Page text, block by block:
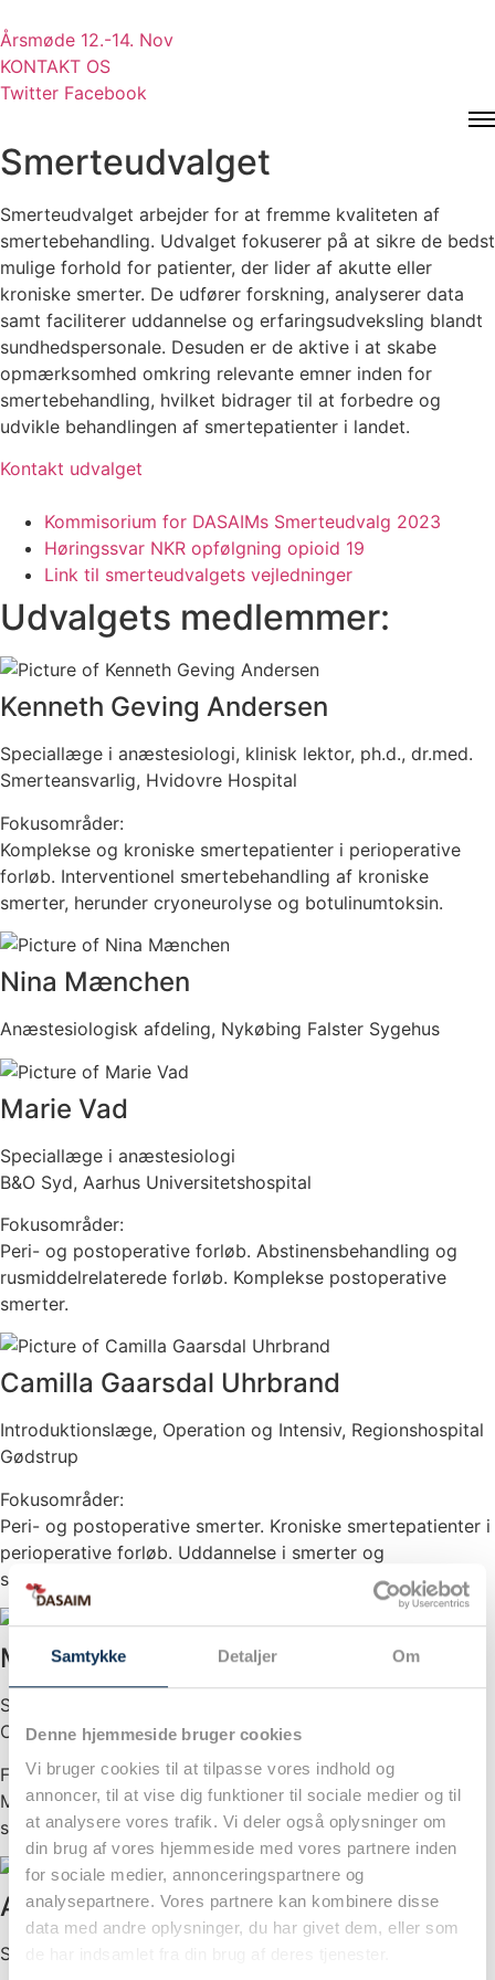
Samtykke Detaljer Om
Denne hjemmeside bruger cookies
Vi bruger cookies til at tilpasse vores indhold og
annoncer, til at vise dig funktioner til sociale medier og til
at analysere vores trafik. Vi deler også oplysninger om
din brug af vores hjemmeside med vores partnere inden
for sociale medier, annonceringspartnere og
analysepartnere. Vores partnere kan kombinere disse
data med andre oplysninger, du har givet dem, eller som
til
indhold
Årsmøde 12.-14. Nov
KONTAKT OS
Twitter Facebook
Smerteudvalget
Smerteudvalget arbejder for at fremme kvaliteten af
smertebehandling. Udvalget fokuserer på at sikre de bedst
mulige forhold for patienter, der lider af akutte eller
kroniske smerter. De udfører forskning, analyserer data
samt faciliterer uddannelse og erfaringsudveksling blandt
sundhedspersonale. Desuden er de aktive i at skabe
opmærksomhed omkring relevante emner inden for
smertebehandling, hvilket bidrager til at forbedre og
udvikle behandlingen af smertepatienter i landet.
Kontakt udvalget
Kommisorium for DASAIMs Smerteudvalg 2023
Høringssvar NKR opfølgning opioid 19
Link til smerteudvalgets vejledninger
Udvalgets medlemmer:
Kenneth Geving Andersen
Speciallæge i anæstesiologi, klinisk lektor, ph.d., dr.med.
Smerteansvarlig, Hvidovre Hospital
Fokusområder:
Komplekse og kroniske smertepatienter i perioperative
forløb. Interventionel smertebehandling af kroniske
smerter, herunder cryoneurolyse og botulinumtoksin.
Nina Mænchen
Anæstesiologisk afdeling, Nykøbing Falster Sygehus
Marie Vad
Speciallæge i anæstesiologi
B&O Syd, Aarhus Universitetshospital
Fokusområder:
Peri- og postoperative forløb. Abstinensbehandling og
rusmiddelrelaterede forløb. Komplekse postoperative
smerter.
Camilla Gaarsdal Uhrbrand
Introduktionslæge, Operation og Intensiv, Regionshospital
Gødstrup
Fokusområder:
Peri- og postoperative smerter. Kroniske smertepatienter i
perioperative forløb. Uddannelse i smerter og
smertebehandling.
Michael Helbo Bøndergaard
Speciallæge i anæstesiologi
Overlæge, Smerteteamet, Aarhus Universitetshospital
Fokusområder:
Mødet mellem udfordrende patienter og det optimerede
sundhedsvæsen.
Anders Rothe
Speciallæge